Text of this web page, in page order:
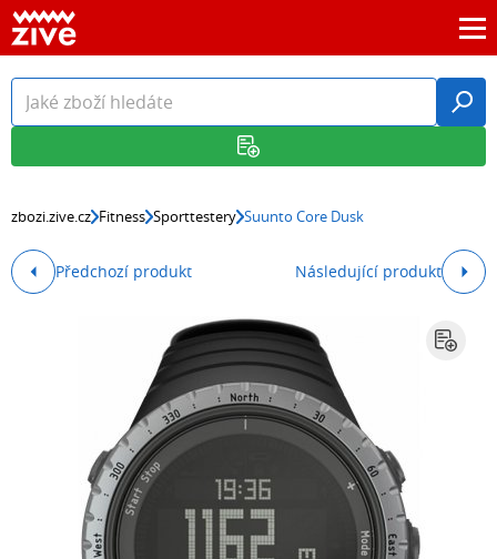
zbozi.zive.cz Fitness Sporttestery Suunto Core Dusk
Předchozí produkt Následující produkt